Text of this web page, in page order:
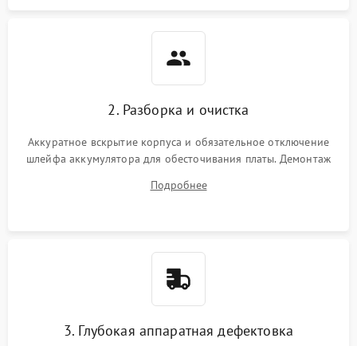
2. Разборка и очистка
Аккуратное вскрытие корпуса и обязательное отключение
шлейфа аккумулятора для обесточивания платы. Демонтаж
высохшей термопасты с кристаллов чипов.
Подробнее
3. Глубокая аппаратная дефектовка